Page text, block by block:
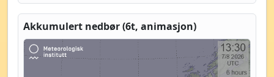
Akkumulert nedbør (6t, animasjon)